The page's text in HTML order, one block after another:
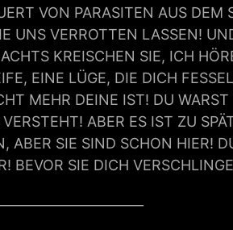
VON PARASITEN AUS DEM
UNS VERROTTEN LASSEN!
KREISCHEN SIE, ICH
EINE LÜGE, DIE DICH
MEHR DEINE IST! DU
ABER ES IST ZU
SIE SIND SCHON HIER!
BEVOR SIE DICH